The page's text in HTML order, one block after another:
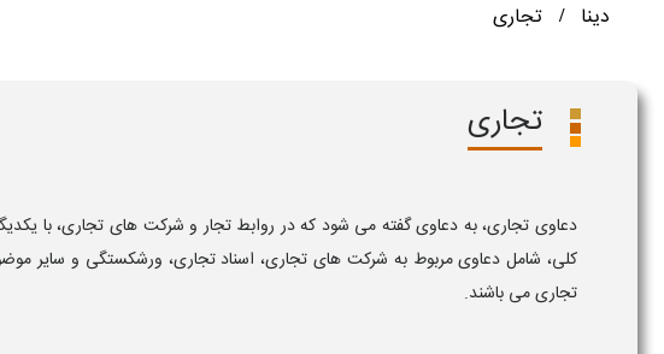
دینا / تجاری
تجاری
دعاوی تجاری، به دعاوی گفته می شود که در روابط تجار و شرکت های تجاری، با
کلی، شامل دعاوی مربوط به شرکت های تجاری، اسناد تجاری، ورشکستگی و سایر
تجاری می باشند.